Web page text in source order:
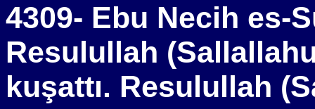
4309- Ebu Necih es-
Resulullah
kuşattı. Resulullah